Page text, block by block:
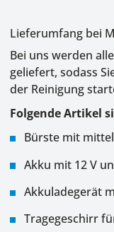
Lieferumfang bei
Bei uns werden
geliefert, sodass
der Reinigung
Folgende Artikel
Bürste mit
Akku mit 12 V
Akkuladegerät
Tragegeschirr